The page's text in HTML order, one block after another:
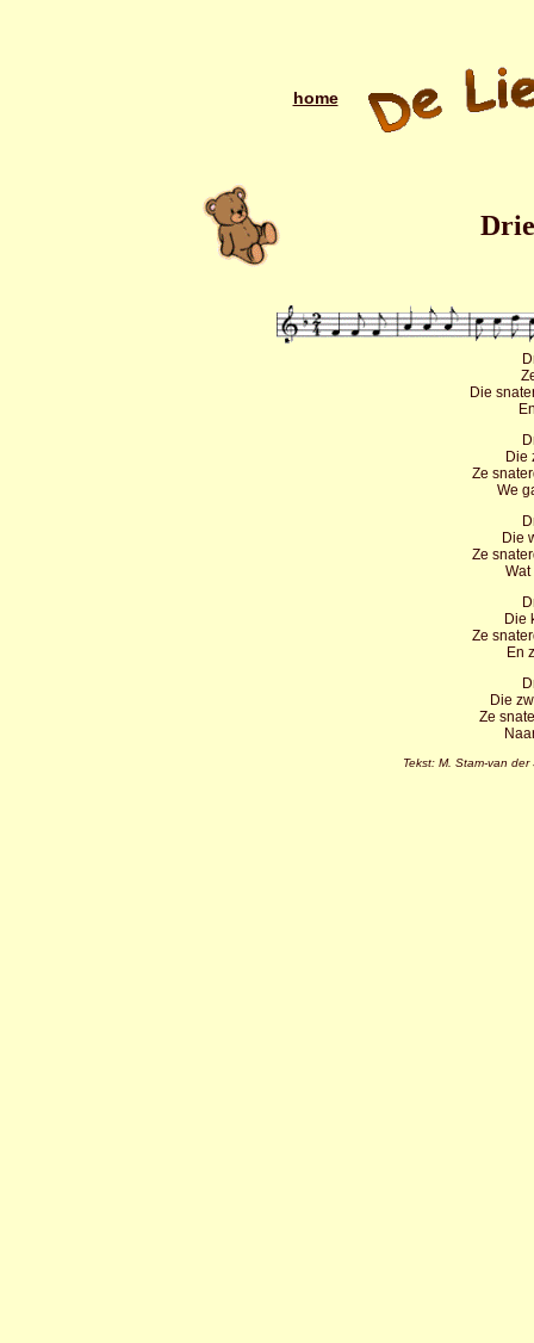
home
Die
Die
Ze
We
Die
Ze
Wat
Die
Ze
En
Die
Ze
Tekst: M. Stam-van